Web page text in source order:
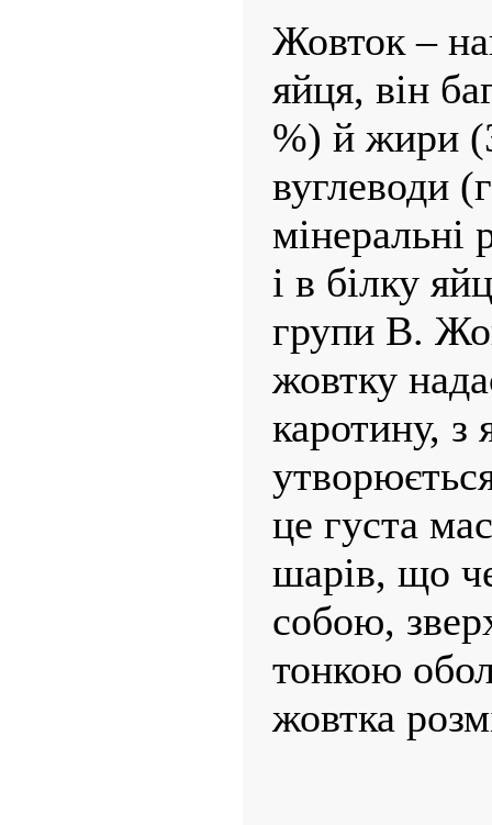
Жовток –
яйця, він
%) й жири
вуглеводи
мінеральні
і в білку
групи В.
жовтку
каротину, з
це густа
шарів, що
собою,
тонкою
жовтка